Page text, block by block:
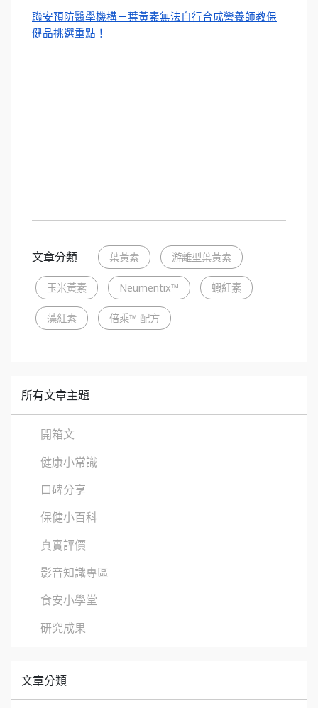
聯安預防醫學機構－葉黃素無法自行合成營養師教保
健品挑選重點！
文章分類 葉黃素 游離型葉黃素
玉米黃素 Neumentix™ 蝦紅素
藻紅素 倍乘™ 配方
所有文章主題
開箱文
健康小常識
口碑分享
保健小百科
真實評價
影音知識專區
食安小學堂
研究成果
文章分類